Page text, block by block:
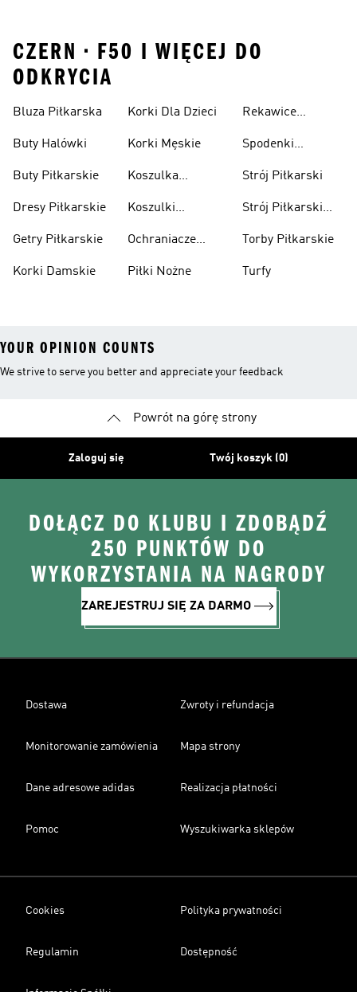
CZERN • F50 I WIĘCEJ DO
ODKRYCIA
Bluza Piłkarska
Buty Halówki
Buty Piłkarskie
Dresy Piłkarskie
Getry Piłkarskie
Korki Damskie
Korki Dla Dzieci
Korki Męskie
Koszulka
Koszulki
Dzieci
Ochraniacze
Piłki Nożne
Rekawice
Spodenki
Strój Piłkarski
Strój Piłkarski
Torby Piłkarskie
Turfy
YOUR OPINION COUNTS
We strive to serve you better and appreciate your feedback
Powrót na górę strony
Zaloguj się Twój koszyk (0)
DOŁĄCZ DO KLUBU I ZDOBĄDŹ
250 PUNKTÓW DO
WYKORZYSTANIA NA NAGRODY
ZAREJESTRUJ SIĘ ZA DARMO
Dostawa Zwroty i refundacja
Monitorowanie zamówienia Mapa strony
Dane adresowe adidas Realizacja płatności
Pomoc Wyszukiwarka sklepów
Cookies Polityka prywatności
Regulamin Dostępność